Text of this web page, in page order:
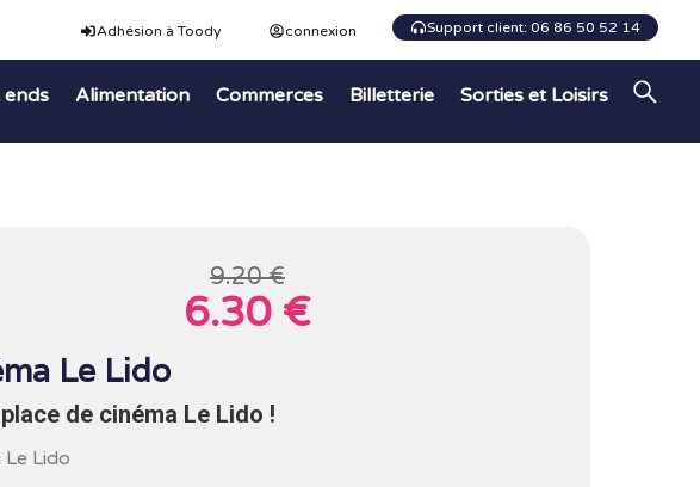
Adhésion à Toody connexion Support client: 06 86 50 52 14
ends Alimentation Commerces Billetterie Sorties et Loisirs
9.20 €
6.30 €
Le Lido
de cinéma Le Lido !
Le Lido